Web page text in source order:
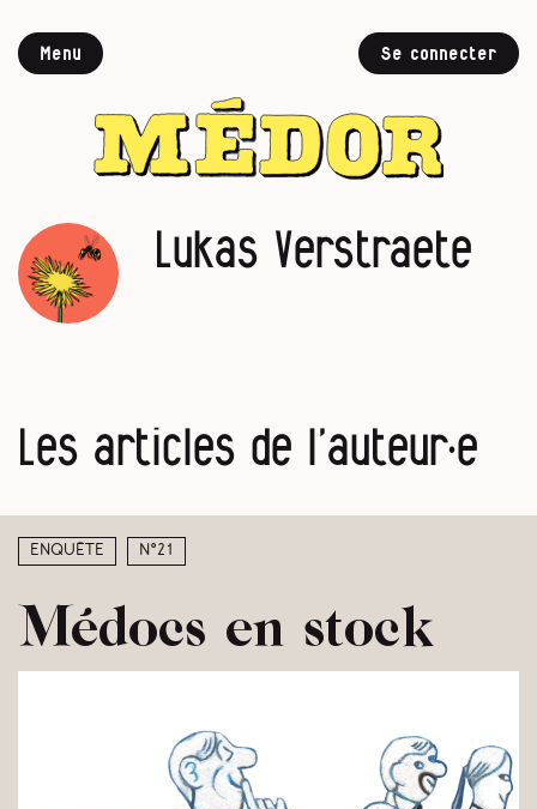
Menu Se connecter
Lukas Verstraete
Les articles de l’auteur·e
Enquête N°21
Médocs en stock